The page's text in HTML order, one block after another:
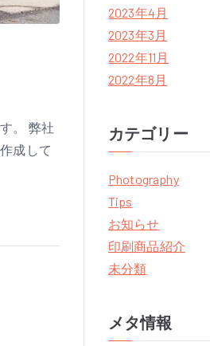
。 弊社
成して
2023年4月
2023年3月
2022年11月
2022年8月
カテゴリー
Photography
Tips
お知らせ
印刷商品紹介
未分類
メタ情報